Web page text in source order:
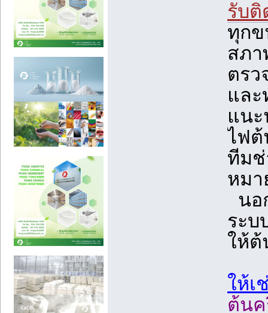
รับ
ทุกข
สภ
ตรว
และ
แนะ
ไฟต้
ทีมช่
หมา
นอ
ระบ
ให้
ให้เ
ต้นค